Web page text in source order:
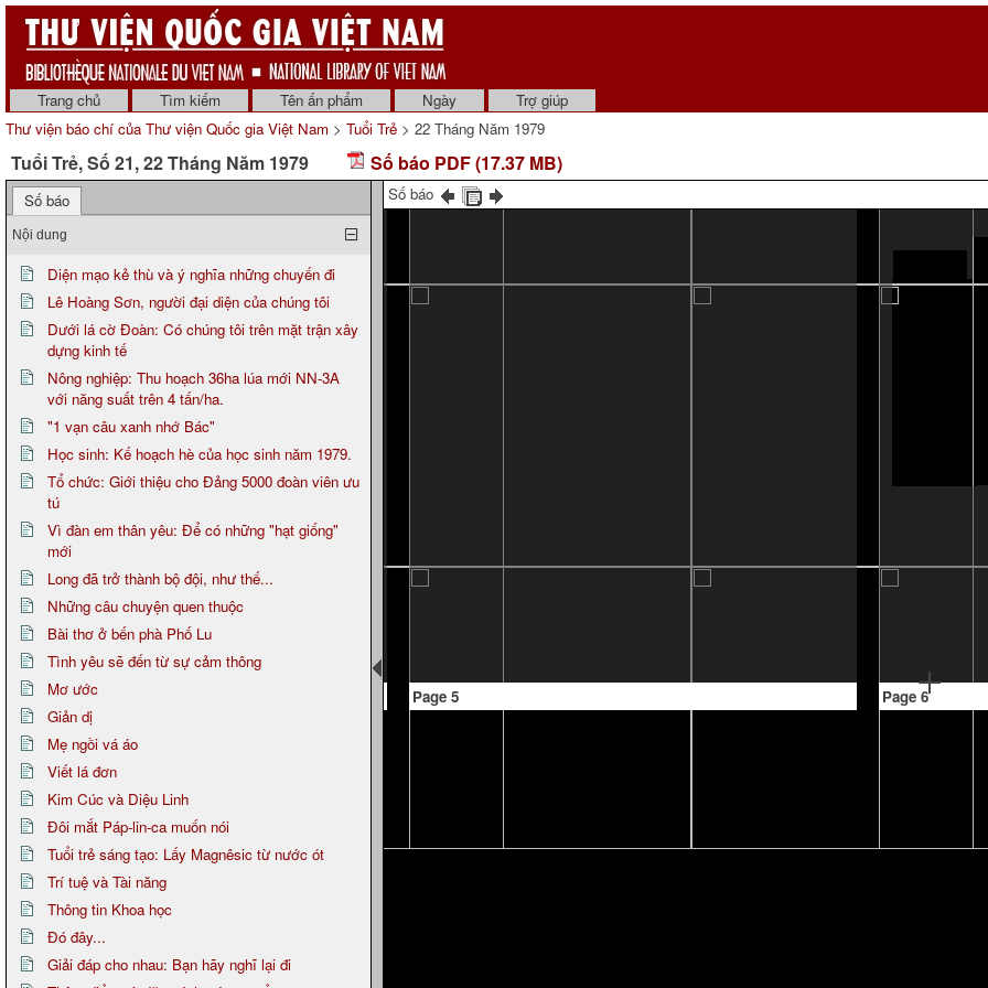
Trang chủ Tìm kiếm Tên ấn phẩm Ngày
Trợ giúp
Thư viện báo chí của Thư viện Quốc gia Việt Nam > Tuổi Trẻ > 22 Tháng Năm 1979
Tuổi Trẻ, Số 21, 22 Tháng Năm 1979 Số báo PDF (17.37 MB)
Số báo
Nội dung
Diện mạo kẻ thù và ý nghĩa những chuyến đi
Lê Hoàng Sơn, người đại diện của chúng tôi
Dưới lá cờ Đoàn: Có chúng tôi trên mặt trận xây
dựng kinh tế
Nông nghiệp: Thu hoạch 36ha lúa mới NN-3A
với năng suất trên 4 tấn/ha.
"1 vạn câu xanh nhớ Bác"
Học sinh: Kế hoạch hè của học sinh năm 1979.
Tổ chức: Giới thiệu cho Đảng 5000 đoàn viên ưu
tú
Vì đàn em thân yêu: Để có những "hạt giống"
mới
Long đã trở thành bộ đội, như thế...
Những câu chuyện quen thuộc
Bài thơ ở bến phà Phố Lu
Tình yêu sẽ đến từ sự cảm thông
Mơ ước
Giản dị
Mẹ ngồi vá áo
Viết lá đơn
Kim Cúc và Diệu Linh
Đôi mắt Páp-lin-ca muốn nói
Tuổi trẻ sáng tạo: Lấy Magnêsic từ nước ót
Trí tuệ và Tài năng
Thông tin Khoa học
Đó đây...
Giải đáp cho nhau: Bạn hãy nghĩ lại đi
Số báo
Page 5 Page 6